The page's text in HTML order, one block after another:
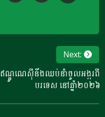
Next:
ឥណ្ឌូណេស៊ីនឹងឈប់នាំចូលអង្ករពី
បរទេស នៅឆ្នាំ២០២៦